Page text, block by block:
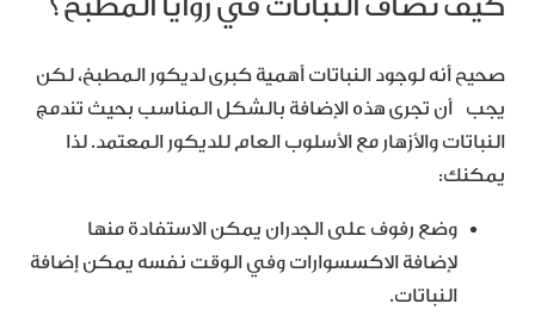
كيف تضاف النباتات في زوايا المطبخ؟
صحيح أنه لوجود النباتات أهمية كبرى لديكور المطبخ، لكن
يجب أن تجرى هذه الإضافة بالشكل المناسب بحيث تندمج
النباتات والأزهار مع الأسلوب العام للديكور المعتمد. لذا
يمكنك:
وضع رفوف على الجدران يمكن الاستفادة منها
لإضافة الاكسسوارات وفي الوقت نفسه يمكن إضافة
النباتات.